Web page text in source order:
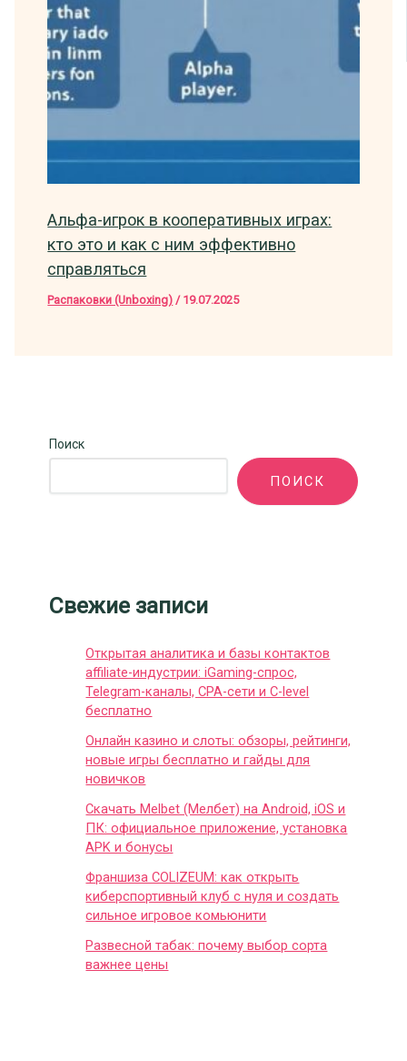
Альфа-игрок в кооперативных играх:
кто это и как с ним эффективно
справляться
Распаковки (Unboxing) / 19.07.2025
Поиск
ПОИСК
Свежие записи
Открытая аналитика и базы контактов
affiliate-индустрии: iGaming-спрос,
Telegram-каналы, CPA-сети и C-level
бесплатно
Онлайн казино и слоты: обзоры, рейтинги,
новые игры бесплатно и гайды для
новичков
Скачать Melbet (Мелбет) на Android, iOS и
ПК: официальное приложение, установка
APK и бонусы
Франшиза COLIZEUM: как открыть
киберспортивный клуб с нуля и создать
сильное игровое комьюнити
Развесной табак: почему выбор сорта
важнее цены